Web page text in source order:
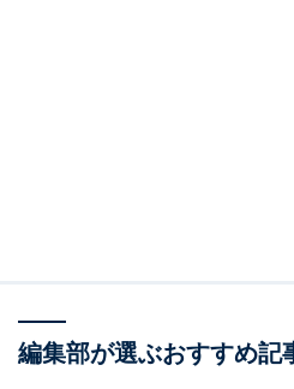
編集部が選ぶおすすめ記